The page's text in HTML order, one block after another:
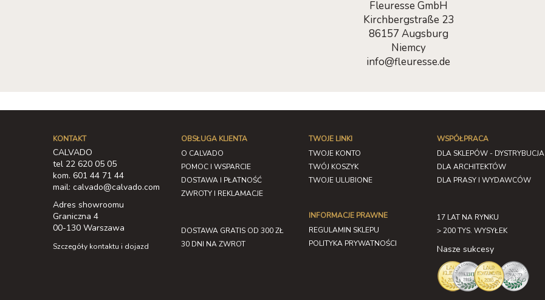
Fleuresse GmbH
Kirchbergstraße 23
86157 Augsburg
Niemcy
info@fleuresse.de
KONTAKT
CALVADO
tel 22 620 05 05
kom. 601 44 71 44
mail: calvado@calvado.com
Adres showroomu
Graniczna 4
00-130 Warszawa
Szczegóły kontaktu i dojazd
OBSŁUGA KLIENTA
O CALVADO
POMOC I WSPARCIE
DOSTAWA I PŁATNOŚĆ
ZWROTY I REKLAMACJE
DOSTAWA GRATIS OD 300 ZŁ
30 DNI NA ZWROT
TWOJE LINKI
TWOJE KONTO
TWÓJ KOSZYK
TWOJE ULUBIONE
INFORMACJE PRAWNE
REGULAMIN SKLEPU
POLITYKA PRYWATNOŚCI
WSPÓŁPRACA
DLA SKLEPÓW - DYSTRYBUCJA
DLA ARCHITEKTÓW
DLA PRASY I WYDAWCÓW
17 LAT NA RYNKU
> 200 TYS. WYSYŁEK
Nasze sukcesy